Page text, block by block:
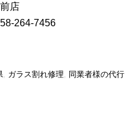
店
264-7456
ガラス割れ修理
同業者様の代行